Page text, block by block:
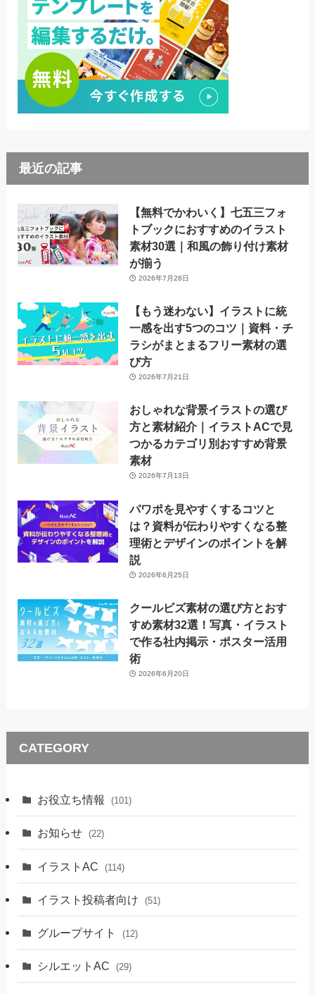
最近の記事
【無料でかわいく】七五三フォ
トブックにおすすめのイラスト
素材30選｜和風の飾り付け素材
が揃う
2026年7月28日
【もう迷わない】イラストに統
一感を出す5つのコツ｜資料・チ
ラシがまとまるフリー素材の選
び方
2026年7月21日
おしゃれな背景イラストの選び
方と素材紹介｜イラストACで見
つかるカテゴリ別おすすめ背景
素材
2026年7月13日
パワポを見やすくするコツと
は？資料が伝わりやすくなる整
理術とデザインのポイントを解
説
2026年6月25日
クールビズ素材の選び方とおす
すめ素材32選！写真・イラスト
で作る社内掲示・ポスター活用
術
2026年6月20日
CATEGORY
お役立ち情報 (101)
お知らせ (22)
イラストAC (114)
イラスト投稿者向け (51)
グループサイト (12)
シルエットAC (29)